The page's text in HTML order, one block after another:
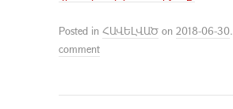
Posted in ՀԱՎԵԼՎԱԾ on 2018-06-30.
comment